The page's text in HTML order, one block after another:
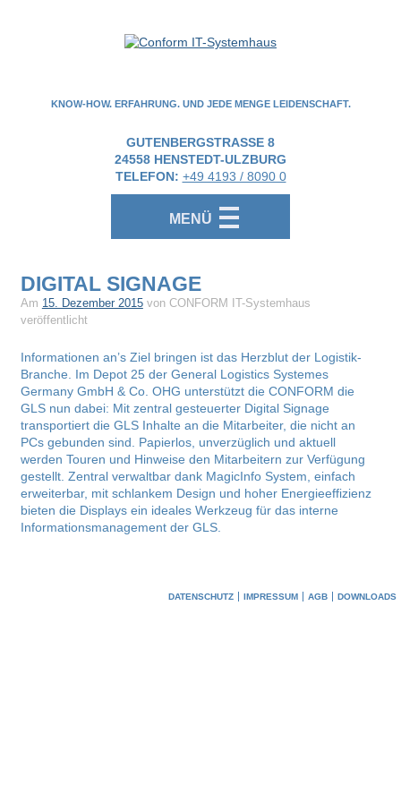
KNOW-HOW. ERFAHRUNG. UND JEDE MENGE LEIDENSCHAFT.
GUTENBERGSTRASSE 8
24558 HENSTEDT-ULZBURG
TELEFON: +49 4193 / 8090 0
MENÜ
DIGITAL SIGNAGE
Am 15. Dezember 2015von CONFORM IT-Systemhaus
veröffentlicht
Informationen an’s Ziel bringen ist das Herzblut der Logistik-
Branche. Im Depot 25 der General Logistics Systemes
Germany GmbH & Co. OHG unterstützt die CONFORM die
GLS nun dabei: Mit zentral gesteuerter Digital Signage
transportiert die GLS Inhalte an die Mitarbeiter, die nicht an
PCs gebunden sind. Papierlos, unverzüglich und aktuell
werden Touren und Hinweise den Mitarbeitern zur Verfügung
gestellt. Zentral verwaltbar dank MagicInfo System, einfach
erweiterbar, mit schlankem Design und hoher Energieeffizienz
bieten die Displays ein ideales Werkzeug für das interne
Informationsmanagement der GLS.
DATENSCHUTZ IMPRESSUM AGB DOWNLOADS